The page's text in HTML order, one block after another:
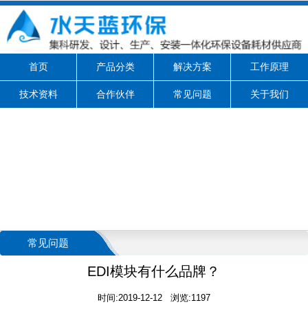
首页 产品分类 解决方案 工作原理
技术资料 合作伙伴 常见问题 关于我们
常见问题
EDI模块有什么品牌？
时间:2019-12-12 浏览:1197